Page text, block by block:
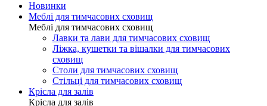
Новинки
Меблі для тимчасових сховищ
Меблі для тимчасових сховищ
Лавки та лави для тимчасових сховищ
Ліжка, кушетки та вішалки для тимчасових
сховищ
Столи для тимчасових сховищ
Стільці для тимчасових сховищ
Крісла для залів
Крісла для залів